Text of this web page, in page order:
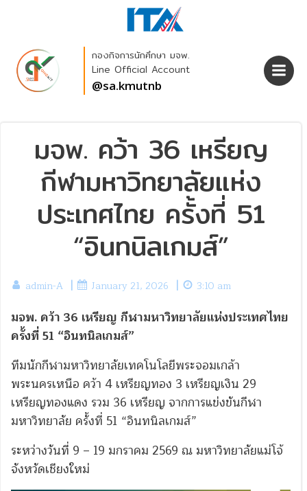
Skip
to
กองกิจการนักศึกษา มจพ.
Line Official Account
@sa.kmutnb
มจพ. คว้า 36 เหรียญ
กีฬามหาวิทยาลัยแห่ง
ประเทศไทย ครั้งที่ 51
“อินทนิลเกมส์”
admin-A | January 21, 2026 | 3:10 am
มจพ. คว้า 36 เหรียญ กีฬามหาวิทยาลัยแห่งประเทศไทย
ครั้งที่ 51 “อินทนิลเกมส์”
ทีมนักกีฬามหาวิทยาลัยเทคโนโลยีพระจอมเกล้า
พระนครเหนือ คว้า 4 เหรียญทอง 3 เหรียญเงิน 29
เหรียญทองแดง รวม 36 เหรียญ จากการแข่งขันกีฬา
มหาวิทยาลัย ครั้งที่ 51 “อินทนิลเกมส์”
ระหว่างวันที่ 9 – 19 มกราคม 2569 ณ มหาวิทยาลัยแม่โจ้
จังหวัดเชียงใหม่